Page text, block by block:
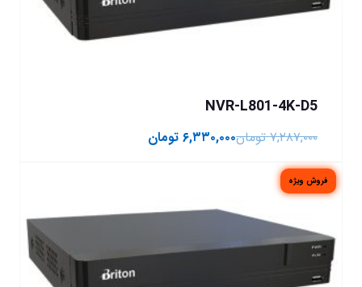
NVR-L801-4K-D5
۷,۲۸۷,۰۰۰ تومان۶,۳۳۰,۰۰۰ تومان
فروش ویژه